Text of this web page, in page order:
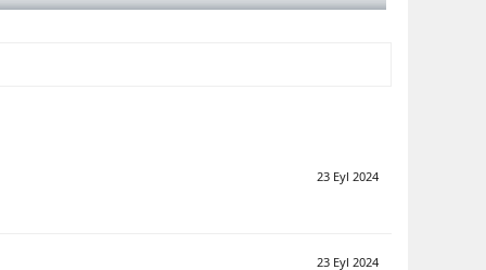
23 Eyl 2024
23 Eyl 2024